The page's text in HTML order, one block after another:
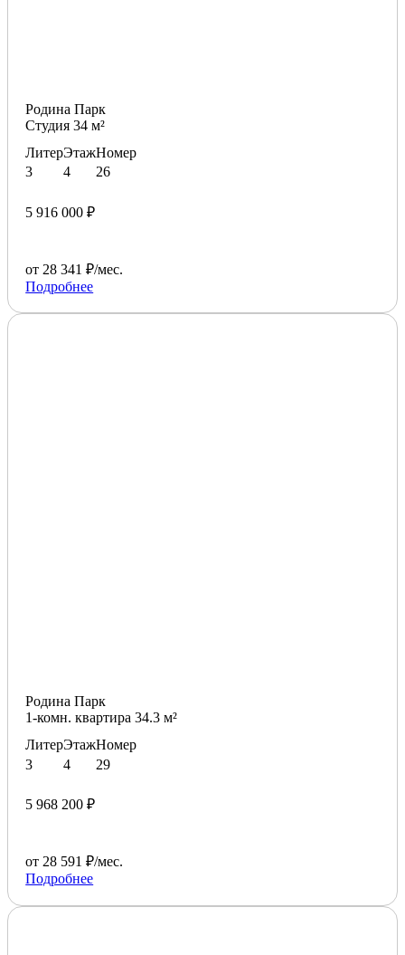
Родина Парк
Студия 34 м²
Литер
3
Этаж
4
Номер
26
5 916 000 ₽
от 28 341 ₽/мес.
Подробнее
Родина Парк
1-комн. квартира 34.3 м²
Литер
3
Этаж
4
Номер
29
5 968 200 ₽
от 28 591 ₽/мес.
Подробнее